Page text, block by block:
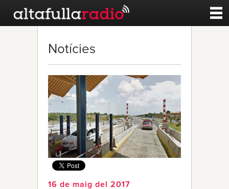
Esports
Noticies
Qui Som
Notícies
16 de maig del 2017